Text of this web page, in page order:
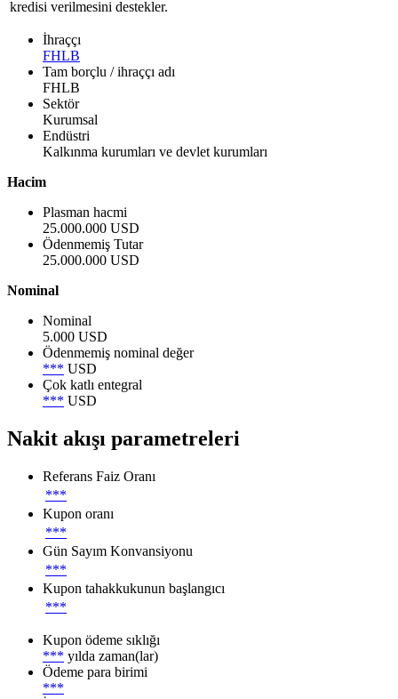
kredisi verilmesini destekler.
İhraççı
FHLB
Tam borçlu / ihraççı adı
FHLB
Sektör
Kurumsal
Endüstri
Kalkınma kurumları ve devlet kurumları
Hacim
Plasman hacmi
25.000.000 USD
Ödenmemiş Tutar
25.000.000 USD
Nominal
Nominal
5.000 USD
Ödenmemiş nominal değer
*** USD
Çok katlı entegral
*** USD
Nakit akışı parametreleri
Referans Faiz Oranı
***
Kupon oranı
***
Gün Sayım Konvansiyonu
***
Kupon tahakkukunun başlangıcı
***
Kupon ödeme sıklığı
*** yılda zaman(lar)
Ödeme para birimi
***